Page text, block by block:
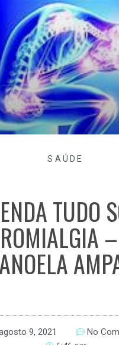
SAÚDE
TUDO
9, 2021
No